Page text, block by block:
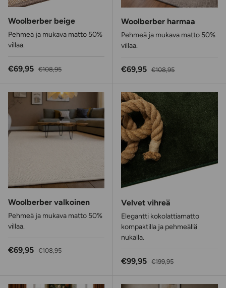
Woolberber beige
Pehmeä ja mukava matto 50%
villaa.
Alennushinta
€69,95 Normaalihinta
€108,95
Woolberber harmaa
Pehmeä ja mukava matto 50%
villaa.
Alennushinta
€69,95 Normaalihinta
€108,95
Woolberber valkoinen
Pehmeä ja mukava matto 50%
villaa.
Alennushinta
€69,95 Normaalihinta
€108,95
Velvet vihreä
Elegantti kokolattiamatto
kompaktilla ja pehmeällä
nukalla.
Alennushinta
€99,95 Normaalihinta
€199,95